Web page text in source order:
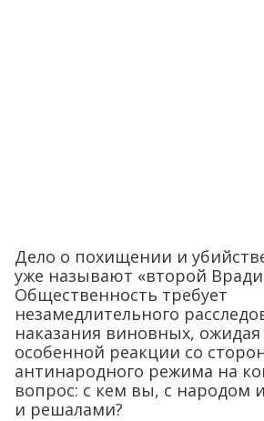
Дело о похищении и
уже называют «второй
Общественность требует
незамедлительного
наказания виновных, ожидая
особенной реакции со
антинародного режима на
вопрос: с кем вы, с народом
и решалами?